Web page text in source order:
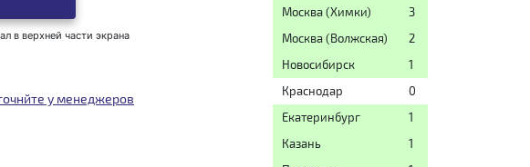
в верхней части экрана
у менеджеров
Москва (Химки)
3
Москва (Волжская)
2
Новосибирск
1
Краснодар
0
Екатеринбург
1
Казань
1